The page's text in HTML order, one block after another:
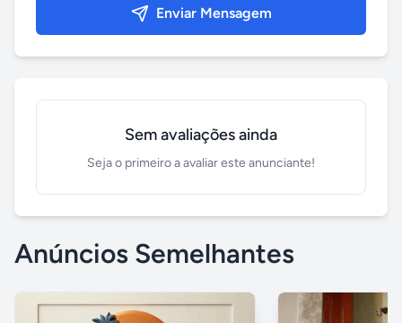
Enviar Mensagem
Sem avaliações ainda
Seja o primeiro a avaliar este anunciante!
Anúncios Semelhantes